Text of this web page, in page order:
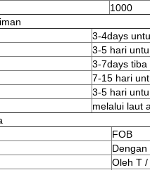
1000
3-4days
3-5 hari
3-7days tiba
7-15 hari
3-5 hari
melalui laut
FOB
Dengan
Oleh T